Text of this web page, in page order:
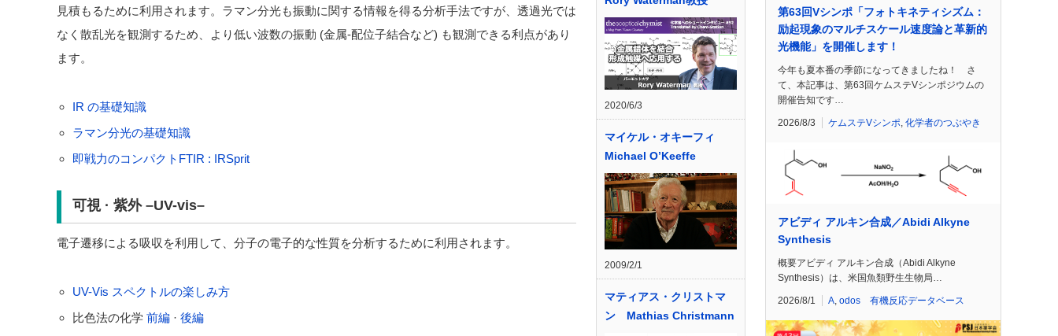
見積もるために利用されます。ラマン分光も振動に関する情報を得る分析手法ですが、透過光では
なく散乱光を観測するため、より低い波数の振動 (金属-配位子結合など) も観測できる利点があり
ます。
IR の基礎知識
ラマン分光の基礎知識
即戦力のコンパクトFTIR : IRSprit
可視 · 紫外 –UV-vis–
電子遷移による吸収を利用して、分子の電子的な性質を分析するために利用されます。
UV-Vis スペクトルの楽しみ方
比色法の化学 前編· 後編
2020/6/3
マイケル・オキーフィ
Michael O’Keeffe
2009/2/1
マティアス・クリストマ
ン Mathias Christmann
第63回Vシンポ「フォトキネティシズム：
励起現象のマルチスケール速度論と革新的
光機能」を開催します！
今年も夏本番の季節になってきましたね！ さ
て、本記事は、第63回ケムステVシンポジウムの
開催告知です…
2026/8/3 ケムステVシンポ 化学者のつぶやき
アビディ アルキン合成／Abidi Alkyne
Synthesis
概要アビディ アルキン合成（Abidi Alkyne
Synthesis）は、米国魚類野生生物局…
2026/8/1 A odos 有機反応データベース